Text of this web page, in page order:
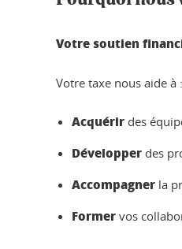
Votre soutien
Votre taxe nous aide à :
Acquérir des
Développer des
Accompagner la
Former vos